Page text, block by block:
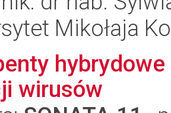
Mikołaja
wirusów